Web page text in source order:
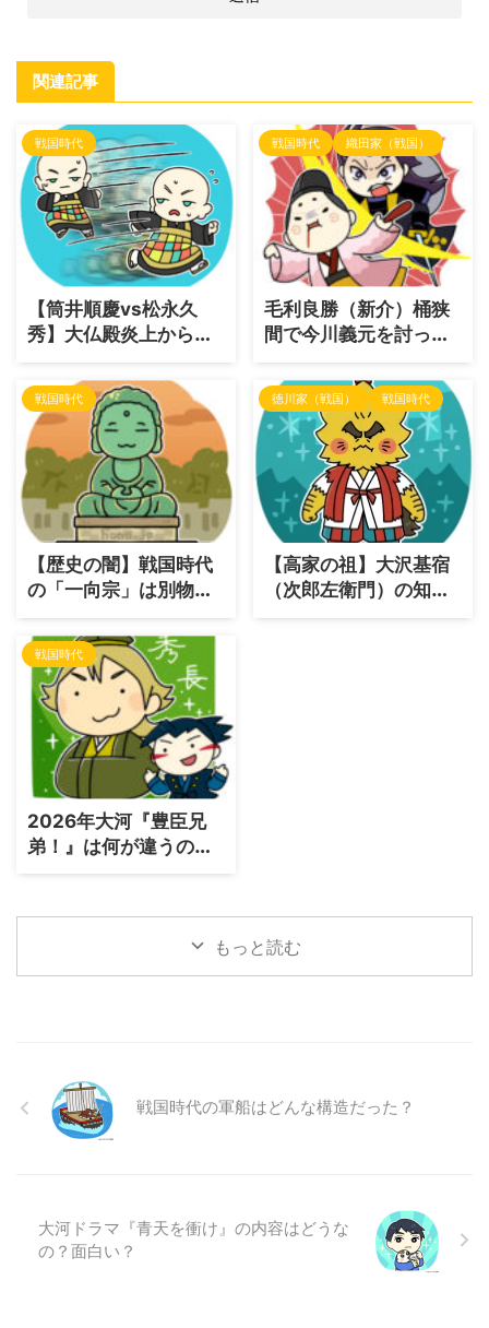
関連記事
戦国時代
【筒井順慶vs松永久
秀】大仏殿炎上から究
極の爆死まで！大和を
二分した「名門」と
「成り上がり」の死闘
戦国時代 織田家（戦国）
毛利良勝（新介）桶狭
間で今川義元を討った
男はなぜ大名になれな
かった？信長の「人
事」と知られざる生涯
戦国時代
【歴史の闇】戦国時代
の「一向宗」は別物だ
った？鎌倉仏教に消さ
れた「一向俊聖」の謎
を追う
徳川家（戦国） 戦国時代
【高家の祖】大沢基宿
（次郎左衛門）の知ら
れざる生涯と徳川家康
戦国時代
2026年大河『豊臣兄
弟！』は何が違うの
か？従来の歴史ドラマ
もっと読む
戦国時代の軍船はどんな構造だった？
大河ドラマ『青天を衝け』の内容はどうな
の？面白い？